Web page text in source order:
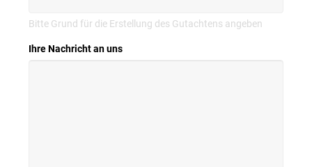
Bitte Grund für die Erstellung des Gutachtens angeben
Ihre Nachricht an uns